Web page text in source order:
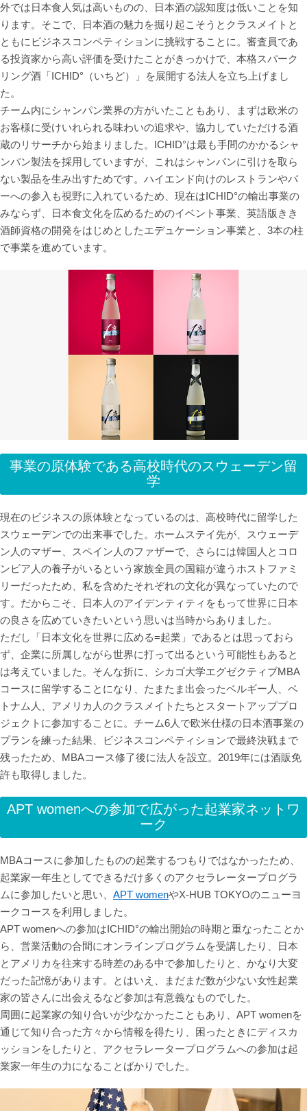
外では日本食人気は高いものの、日本酒の認知度は低いことを知
ります。そこで、日本酒の魅力を掘り起こそうとクラスメイトと
ともにビジネスコンペティションに挑戦することに。審査員であ
る投資家から高い評価を受けたことがきっかけで、本格スパーク
リング酒「ICHID°（いちど）」を展開する法人を立ち上げまし
た。
チーム内にシャンパン業界の方がいたこともあり、まずは欧米の
お客様に受けいれられる味わいの追求や、協力していただける酒
蔵のリサーチから始まりました。ICHID°は最も手間のかかるシャ
ンパン製法を採用していますが、これはシャンパンに引けを取ら
ない製品を生み出すためです。ハイエンド向けのレストランやバ
ーへの参入も視野に入れているため、現在はICHID°の輸出事業の
みならず、日本食文化を広めるためのイベント事業、英語版きき
酒師資格の開発をはじめとしたエデュケーション事業と、3本の柱
で事業を進めています。
事業の原体験である高校時代のスウェーデン留
学
現在のビジネスの原体験となっているのは、高校時代に留学した
スウェーデンでの出来事でした。ホームステイ先が、スウェーデ
ン人のマザー、スペイン人のファザーで、さらには韓国人とコロ
ンビア人の養子がいるという家族全員の国籍が違うホストファミ
リーだったため、私を含めたそれぞれの文化が異なっていたので
す。だからこそ、日本人のアイデンティティをもって世界に日本
の良さを広めていきたいという思いは当時からありました。
ただし「日本文化を世界に広める=起業」であるとは思っておら
ず、企業に所属しながら世界に打って出るという可能性もあると
は考えていました。そんな折に、シカゴ大学エグゼクティブMBA
コースに留学することになり、たまたま出会ったベルギー人、ベ
トナム人、アメリカ人のクラスメイトたちとスタートアッププロ
ジェクトに参加することに。チーム6人で欧米仕様の日本酒事業の
プランを練った結果、ビジネスコンペティションで最終決戦まで
残ったため、MBAコース修了後に法人を設立。2019年には酒販免
許も取得しました。
APT womenへの参加で広がった起業家ネットワ
ーク
MBAコースに参加したものの起業するつもりではなかったため、
起業家一年生としてできるだけ多くのアクセラレータープログラ
ムに参加したいと思い、 APT womenやX-HUB TOKYOのニューヨ
ークコースを利用しました。
APT womenへの参加はICHID°の輸出開始の時期と重なったことか
ら、営業活動の合間にオンラインプログラムを受講したり、日本
とアメリカを往来する時差のある中で参加したりと、かなり大変
だった記憶があります。とはいえ、まだまだ数が少ない女性起業
家の皆さんに出会えるなど参加は有意義なものでした。
周囲に起業家の知り合いが少なかったこともあり、APT womenを
通じて知り合った方々から情報を得たり、困ったときにディスカ
ッションをしたりと、アクセラレータープログラムへの参加は起
業家一年生の力になることばかりでした。